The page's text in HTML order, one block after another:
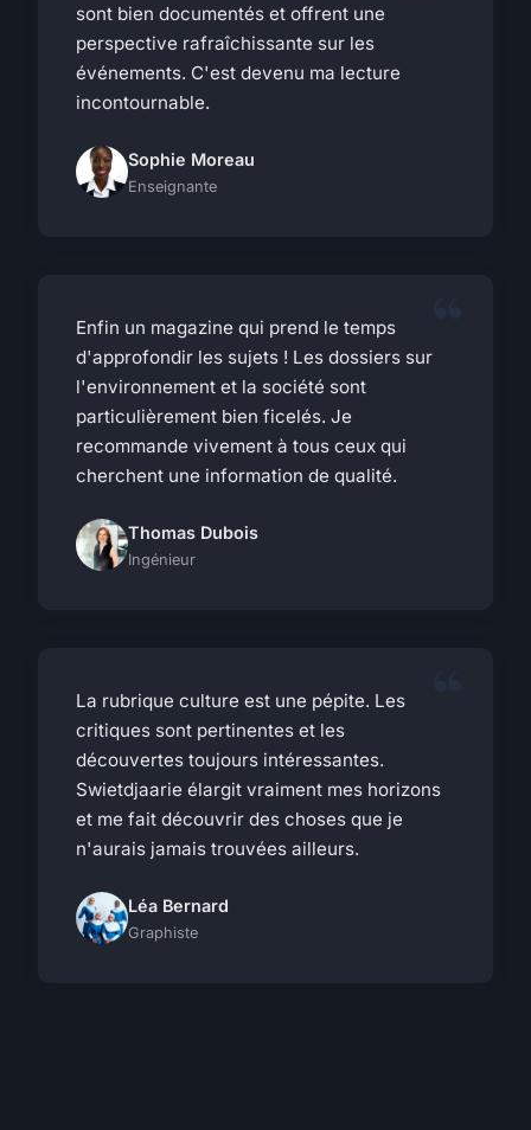
sont bien documentés et offrent une
perspective rafraîchissante sur les
événements. C'est devenu ma lecture
incontournable.
Sophie Moreau
Enseignante
Enfin un magazine qui prend le temps
d'approfondir les sujets ! Les dossiers sur
l'environnement et la société sont
particulièrement bien ficelés. Je
recommande vivement à tous ceux qui
cherchent une information de qualité.
Thomas Dubois
Ingénieur
La rubrique culture est une pépite. Les
critiques sont pertinentes et les
découvertes toujours intéressantes.
Swietdjaarie élargit vraiment mes horizons
et me fait découvrir des choses que je
n'aurais jamais trouvées ailleurs.
Léa Bernard
Graphiste